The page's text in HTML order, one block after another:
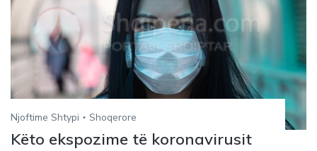
Njoftime Shtypi Shoqerore
Këto ekspozime të koronavirusit